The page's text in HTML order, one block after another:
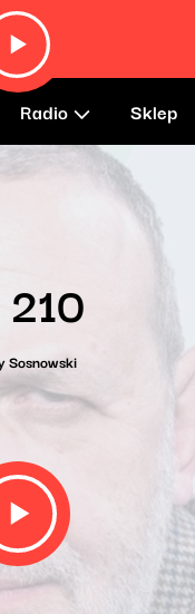
Radio Sklep
Sosnowski